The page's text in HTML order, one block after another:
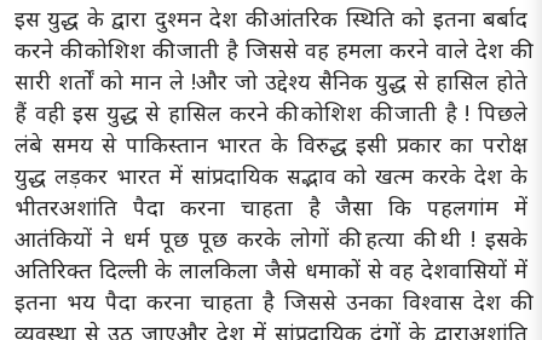
इस युद्ध के द्वारा दुश्मन देश की आंतरिक स्थिति को इतना बर्बाद
करने की कोशिश की जाती है जिससे वह हमला करने वाले देश की
सारी शर्तों को मान ले !और जो उद्देश्य सैनिक युद्ध से हासिल होते
हैं वही इस युद्ध से हासिल करने की कोशिश की जाती है ! पिछले
लंबे समय से पाकिस्तान भारत के विरुद्ध इसी प्रकार का परोक्ष
युद्ध लड़कर भारत में सांप्रदायिक सद्भाव को खत्म करके देश के
भीतरअशांति पैदा करना चाहता है जैसा कि पहलगांम में
आतंकियों ने धर्म पूछ पूछ करके लोगों की हत्या की थी ! इसके
अतिरिक्त दिल्ली के लालकिला जैसे धमाकों से वह देशवासियों में
इतना भय पैदा करना चाहता है जिससे उनका विश्वास देश की
व्यवस्था से उठ जाएऔर देश में सांप्रदायिक दंगों के द्वाराअशांति